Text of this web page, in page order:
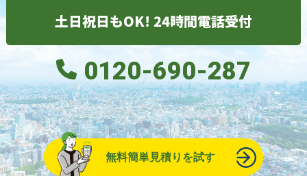
土日祝日もOK! 24時間電話受付
0120-690-287
無料簡単見積りを試す